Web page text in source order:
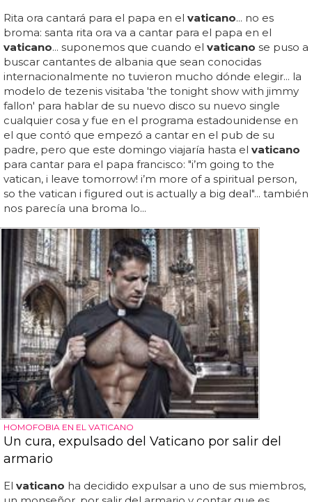
Rita ora cantará para el papa en el vaticano... no es
broma: santa rita ora va a cantar para el papa en el
vaticano... suponemos que cuando el vaticano se puso a
buscar cantantes de albania que sean conocidas
internacionalmente no tuvieron mucho dónde elegir... la
modelo de tezenis visitaba 'the tonight show with jimmy
fallon' para hablar de su nuevo disco su nuevo single
cualquier cosa y fue en el programa estadounidense en
el que contó que empezó a cantar en el pub de su
padre, pero que este domingo viajaría hasta el vaticano
para cantar para el papa francisco: "i’m going to the
vatican, i leave tomorrow! i’m more of a spiritual person,
so the vatican i figured out is actually a big deal"... también
nos parecía una broma lo...
HOMOFOBIA EN EL VATICANO
Un cura, expulsado del Vaticano por salir del
armario
El vaticano ha decidido expulsar a uno de sus miembros,